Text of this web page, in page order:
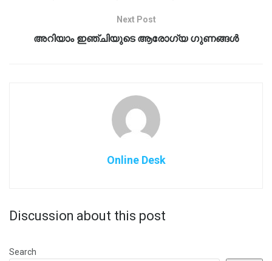
Next Post
അറിയാം ഇഞ്ചിയുടെ ആരോഗ്യ ഗുണങ്ങൾ
Online Desk
Discussion about this post
Search